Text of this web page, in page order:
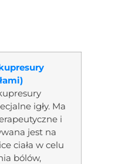
igły. Ma
i
jest na
ciała w celu
bólów,